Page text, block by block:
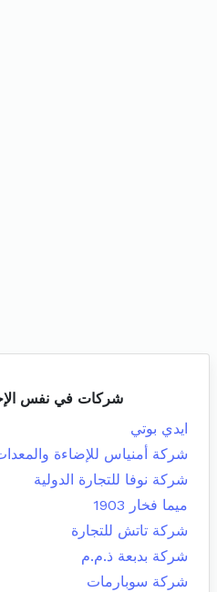
شركات في نفس
ايدي بوتي
شركة أمنياس للإضاءة
شركة نوفا للتجارة الدولية
ميما فخار 1903
شركة تاتش للتجارة
شركة بدبعة ذ.م.م
شركة سوبارمات